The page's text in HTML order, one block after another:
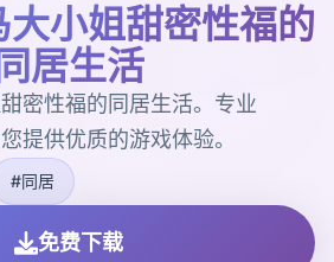
小姐甜密性福的
同居生活
密性福的同居生活。专业
提供优质的游戏体验。
#同居
免费下载